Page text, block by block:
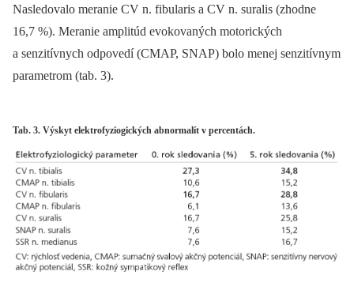
Nasledovalo meranie CV n. fibularis a CV n. suralis (zhodne
16,7 %). Meranie amplitúd evokovaných motorických
a senzitívnych odpovedí (CMAP, SNAP) bolo menej senzitívnym
parametrom (tab. 3).
Tab. 3. Výskyt elektrofyziogických abnormalít v percentách.